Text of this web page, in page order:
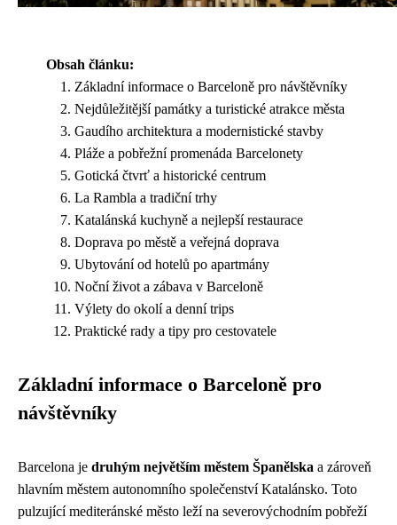
Obsah článku:
Základní informace o Barceloně pro návštěvníky
Nejdůležitější památky a turistické atrakce města
Gaudího architektura a modernistické stavby
Pláže a pobřežní promenáda Barcelonety
Gotická čtvrť a historické centrum
La Rambla a tradiční trhy
Katalánská kuchyně a nejlepší restaurace
Doprava po městě a veřejná doprava
Ubytování od hotelů po apartmány
Noční život a zábava v Barceloně
Výlety do okolí a denní trips
Praktické rady a tipy pro cestovatele
Základní informace o Barceloně pro
návštěvníky
Barcelona je druhým největším městem Španělska a zároveň
hlavním městem autonomního společenství Katalánsko. Toto
pulzující mediteránské město leží na severovýchodním pobřeží